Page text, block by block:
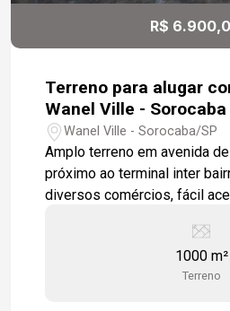
R$
Terreno para alugar
Wanel Ville - Sorocaba
Wanel Ville - Sorocaba/SP
Amplo terreno em avenida
próximo ao terminal inter
diversos comércios, fácil
informações ou agendar uma
1000 m²
Terreno